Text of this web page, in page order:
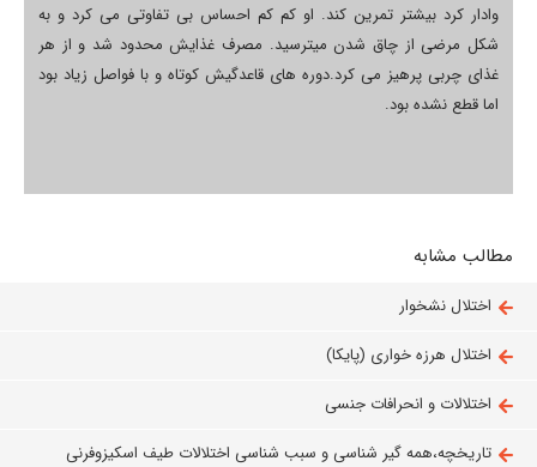
وادار کرد بیشتر تمرین کند. او کم کم احساس بی تفاوتی می کرد و به
شکل مرضی از چاق شدن میترسید. مصرف غذایش محدود شد و از هر
غذای چربی پرهیز می کرد.دوره های قاعدگیش کوتاه و با فواصل زیاد بود
اما قطع نشده بود.
مطالب مشابه
اختلال نشخوار
اختلال هرزه خواری (پایکا)
اختلالات و انحرافات جنسی
تاریخچه،همه گیر شناسی و سبب شناسی اختلالات طیف اسکیزوفرنی